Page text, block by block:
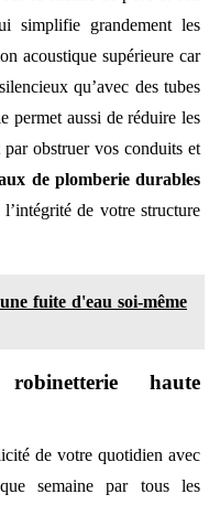
simplifie grandement les
acoustique supérieure car
qu’avec des tubes
permet aussi de réduire les
obstruer vos conduits et
de plomberie durables
de votre structure
fuite d'eau soi-même
haute
de votre quotidien avec
semaine par tous les